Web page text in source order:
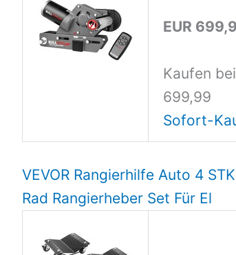
EUR
Kaufen
699,99
Sofort-
VEVOR Rangierhilfe Auto 4
Rad Rangierheber Set Für El